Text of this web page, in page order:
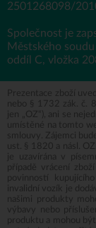
2501268098/
Společnost je
Městského soudu
oddíl C, vložka
Prezentace zboží
nebo § 1732 zák. č.
jen „OZ“), ani se
umístěné na tomto
smlouvy. Zájemci
ust. § 1820 a násl.
je uzavírána v
případě vrácení
povinností
invalidní vozík je
našimi produkty
výbavy nebo
produktu a mohou